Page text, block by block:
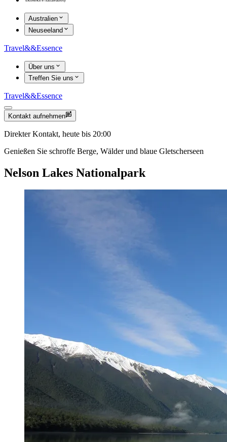
Australien
Neuseeland
Travel&&Essence
Über uns
Treffen Sie uns
Travel&&Essence
Kontakt aufnehmen
Direkter Kontakt, heute bis 20:00
Genießen Sie schroffe Berge, Wälder und blaue Gletscherseen
Nelson Lakes Nationalpark